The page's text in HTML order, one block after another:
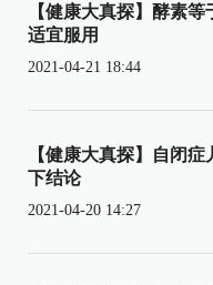
【健康大真探】酵素
适宜服用
2021-04-21 18:44
【健康大真探】自闭
下结论
2021-04-20 14:27